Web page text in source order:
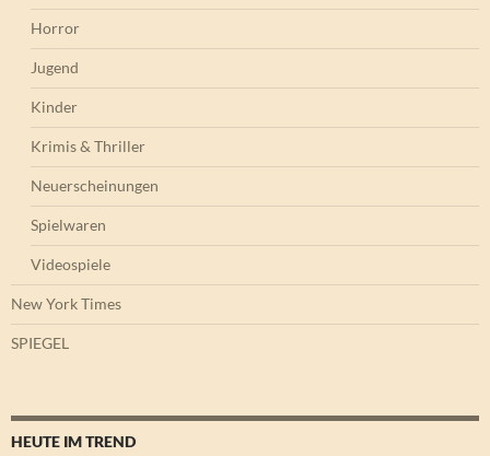
Horror
Jugend
Kinder
Krimis & Thriller
Neuerscheinungen
Spielwaren
Videospiele
New York Times
SPIEGEL
HEUTE IM TREND